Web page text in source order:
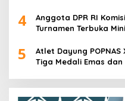
4
Anggota DPR RI
Turnamen Terbuka
5
Atlet Dayung POPNAS
Tiga Medali Emas dan